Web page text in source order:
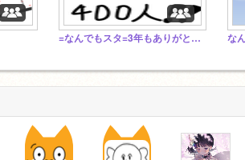
=なんでもスタ=3年もありがとう！ な